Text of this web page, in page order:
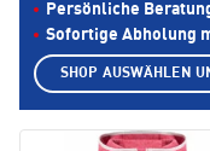
Persönliche
Sofortige Abholung